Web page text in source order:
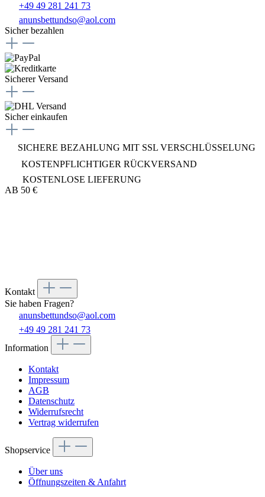
+49 49 281 241 73
anunsbettundso@aol.com
Sicher bezahlen
Sicherer Versand
Sicher einkaufen
SICHERE BEZAHLUNG MIT SSL VERSCHLÜSSELUNG
KOSTENPFLICHTIGER RÜCKVERSAND
KOSTENLOSE LIEFERUNG
AB 50 €
Kontakt
Sie haben Fragen?
anunsbettundso@aol.com
+49 49 281 241 73
Information
Kontakt
Impressum
AGB
Datenschutz
Widerrufsrecht
Vertrag widerrufen
Shopservice
Über uns
Öffnungszeiten & Anfahrt